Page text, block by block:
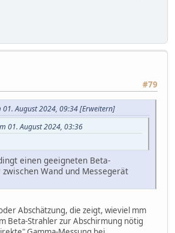
#79
August 2024, 09:34[Erweitern]
01. August 2024, 03:36
einen geeigneten Beta-
Wand und Messegerät
der Betaanteil nicht sehr, da die
Abschätzung, die zeigt, wieviel mm
Beta-Strahler zur Abschirmung nötig